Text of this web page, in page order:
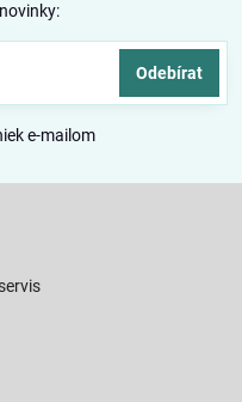
Odebírat
e-mailom